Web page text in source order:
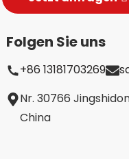
Folgen Sie uns
+86 13181703269
Nr. 30766
China